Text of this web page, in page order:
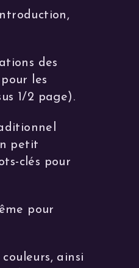
des
les
1/2 page).
petit
clés pour
pour
ainsi